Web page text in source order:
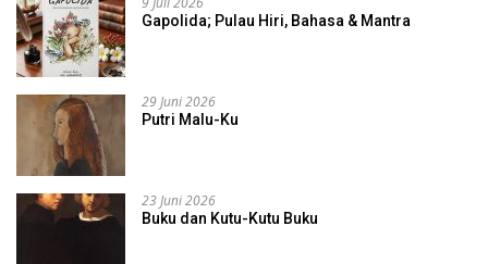
Gapolida; Pulau Hiri, Bahasa & Mantra
29 Juni 2026
Putri Malu-Ku
23 Juni 2026
Buku dan Kutu-Kutu Buku